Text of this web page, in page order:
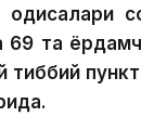
ҳодисалари
69 та
тиббий